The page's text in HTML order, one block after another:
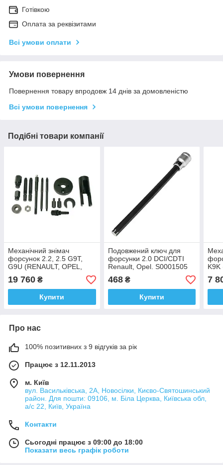
Готівкою
Оплата за реквізитами
Всі умови оплати
Умови повернення
Повернення товару впродовж 14 днів за домовленістю
Всі умови повернення
Подібні товари компанії
Механічний знімач
форсунок 2.2, 2.5 G9T,
G9U (RENAULT, OPEL,
NISSAN). 918 580 00 ZUP
HP
19 760 ₴
Купити
Подовжений ключ для
форсунки 2.0 DCI/CDTI
Renault, Opel. S0001505
TESAM
468₴
Купити
K9K
7
Про нас
100% позитивних з 9 відгуків за рік
Працює з 12.11.2013
м. Київ
вул. Васильківська, 2А, Новосілки, Києво-Святошинський
район. Для пошти: 09106, м. Біла Церква, Київська обл,
а/с 22, Київ, Україна
Контакти
Сьогодні працює з 09:00 до 18:00
Показати весь графік роботи